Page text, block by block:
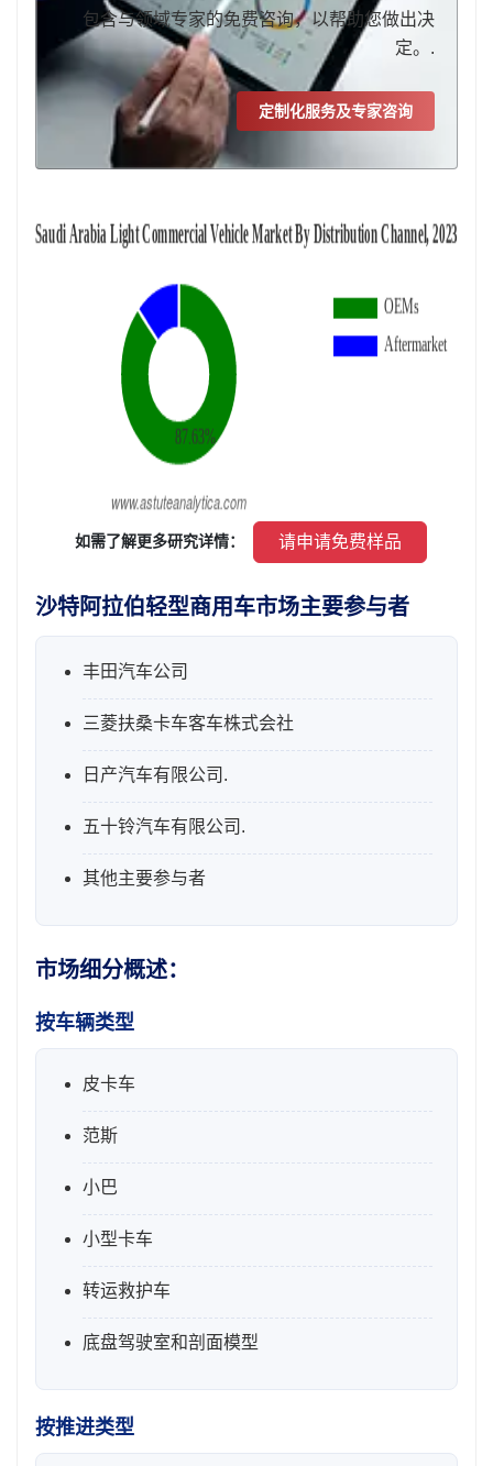
包含与领域专家的免费咨询，以帮助您做出决
定。.
定制化服务及专家咨询
如需了解更多研究详情： 请申请免费样品
沙特阿拉伯轻型商用车市场主要参与者
丰田汽车公司
三菱扶桑卡车客车株式会社
日产汽车有限公司.
五十铃汽车有限公司.
其他主要参与者
市场细分概述：
按车辆类型
皮卡车
范斯
小巴
小型卡车
转运救护车
底盘驾驶室和剖面模型
按推进类型